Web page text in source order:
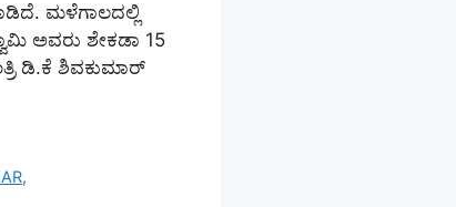
ಮಳೆಗಾಲದಲ್ಲಿ
ಅವರು ಶೇಕಡಾ 15
ಡಿ.ಕೆ ಶಿವಕುಮಾರ್‌
,